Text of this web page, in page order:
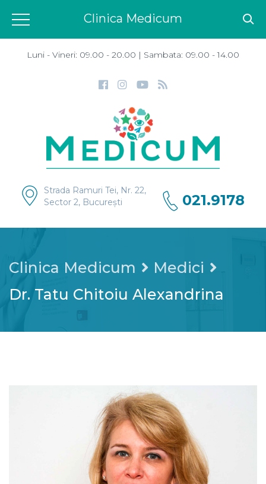
Luni - Vineri: 09.00 - 20.00 | Sambata: 09.00 - 14.00
Strada Ramuri Tei, Nr. 22,
Sector 2, București
021.9178
Clinica Medicum
Medici
Dr. Tatu Chitoiu Alexandrina
Clinica Medicum